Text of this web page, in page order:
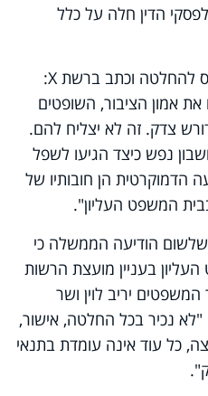
הדין חלה על כלל
שר המשפטים יריב לוין התייחס להחלטה וכתב ברשת X:
את אמון הציבור, השופטים
צדק. זה לא יצליח להם.
נפש כיצד הגיעו לשפל
הדמוקרטית הן חובותיו של
המשפט העליון".
הודיעה הממשלה כי
בעניין מועצת הרשות
יריב לוין ושר
נכיר בכל החלטה, אישור,
כל עוד אינה עומדת בתנאי